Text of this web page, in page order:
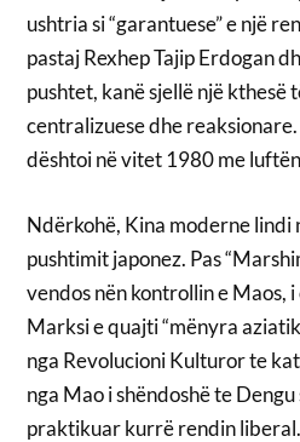
ushtria si “garantuese” e një
pastaj Rexhep Tajip Erdogan
pushtet, kanë sjellë një kthesë
centralizuese dhe
dështoi në vitet 1980 me
Ndërkohë, Kina moderne lindi
pushtimit japonez. Pas
vendos nën kontrollin e Maos,
Marksi e quajti “mënyra
nga Revolucioni Kulturor te
nga Mao i shëndoshë te
praktikuar kurrë rendin liberal.